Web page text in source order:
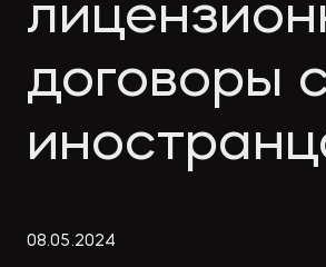
правоUseful
materials
Articles
договоры
08.05.2024